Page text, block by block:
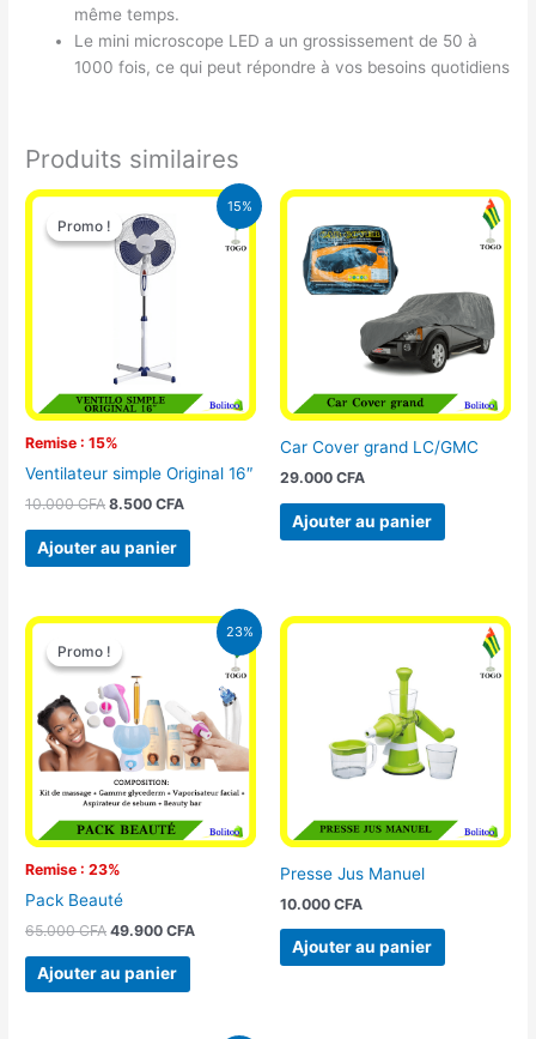
même temps.
Le mini microscope LED a un grossissement de 50 à
1000 fois, ce qui peut répondre à vos besoins quotidiens
Produits similaires
15%
Promo !
Remise : 15%
Promo !
Ventilateur simple Original 16″
10.000CFA
Le
prix
initial
était :
10.000 CFA.
8.500CFA
Le
Ajouter au panier
Car Cover grand LC/GMC
29.000 CFA
Ajouter au panier
23%
Promo !
Remise : 23%
Promo !
Pack Beauté
65.000CFA
Le
prix
initial
était :
65.000 CFA.
49.900CFA
Le
prix
actuel
49.900 CFA.
Ajouter au panier
Presse Jus Manuel
10.000 CFA
Ajouter au panier